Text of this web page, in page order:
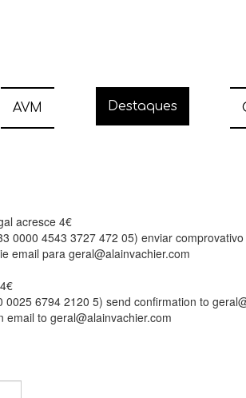
Destaques
AVM
acresce 4€
0000 4543 3727 472 05) enviar
email para geral@alainvachier.com
6794 2120 5) send confirmation to
to geral@alainvachier.com